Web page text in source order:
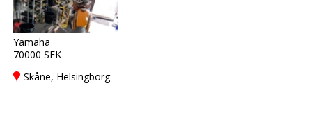
Yamaha
70000 SEK
Skåne, Helsingborg